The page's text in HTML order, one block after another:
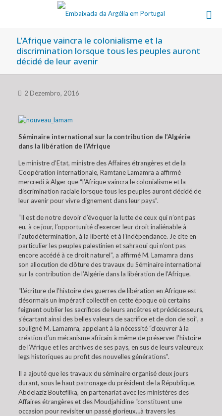
L’Afrique vaincra le colonialisme et la
discrimination lorsque tous les peuples auront
décidé de leur avenir
2 Dezembro, 2016
Séminaire international sur la contribution de l’Algérie
dans la libération de l’Afrique
Le ministre d’Etat, ministre des Affaires étrangères et de la
Coopération internationale, Ramtane Lamamra a affirmé
mercredi à Alger que “l’Afrique vaincra le colonialisme et la
discrimination raciale lorsque tous les peuples auront décidé de
leur avenir pour vivre dignement dans leur pays”.
“Il est de notre devoir d’évoquer la lutte de ceux qui n’ont pas
eu, à ce jour, l’opportunité d’exercer leur droit inaliénable à
l’autodétermination, à la liberté et à l’indépendance. Je cite en
particulier les peuples palestinien et sahraoui qui n’ont pas
encore accédé à ce droit naturel”, a affirmé M. Lamamra dans
son allocution de clôture des travaux du Séminaire international
sur la contribution de l’Algérie dans la libération de l’Afrique.
“L’écriture de l’histoire des guerres de libération en Afrique est
désormais un impératif collectif en cette époque où certains
feignent oublier les sacrifices de leurs ancêtres et prédécesseurs,
s’écartant ainsi des belles valeurs de sacrifice et de don de soi”, a
souligné M. Lamamra, appelant à la nécessité “d’œuvrer à la
création d’un mécanisme africain à même de préserver l’histoire
de l’Afrique et les archives de ses pays, en sus de leurs valeureux
legs historiques au profit des nouvelles générations”.
Il a ajouté que les travaux du séminaire organisé deux jours
durant, sous le haut patronage du président de la République,
Abdelaziz Bouteflika, en partenariat avec les ministères des
Affaires étrangères et des Moudjahidine “constituent une
occasion pour revisiter un passé glorieux…à travers les